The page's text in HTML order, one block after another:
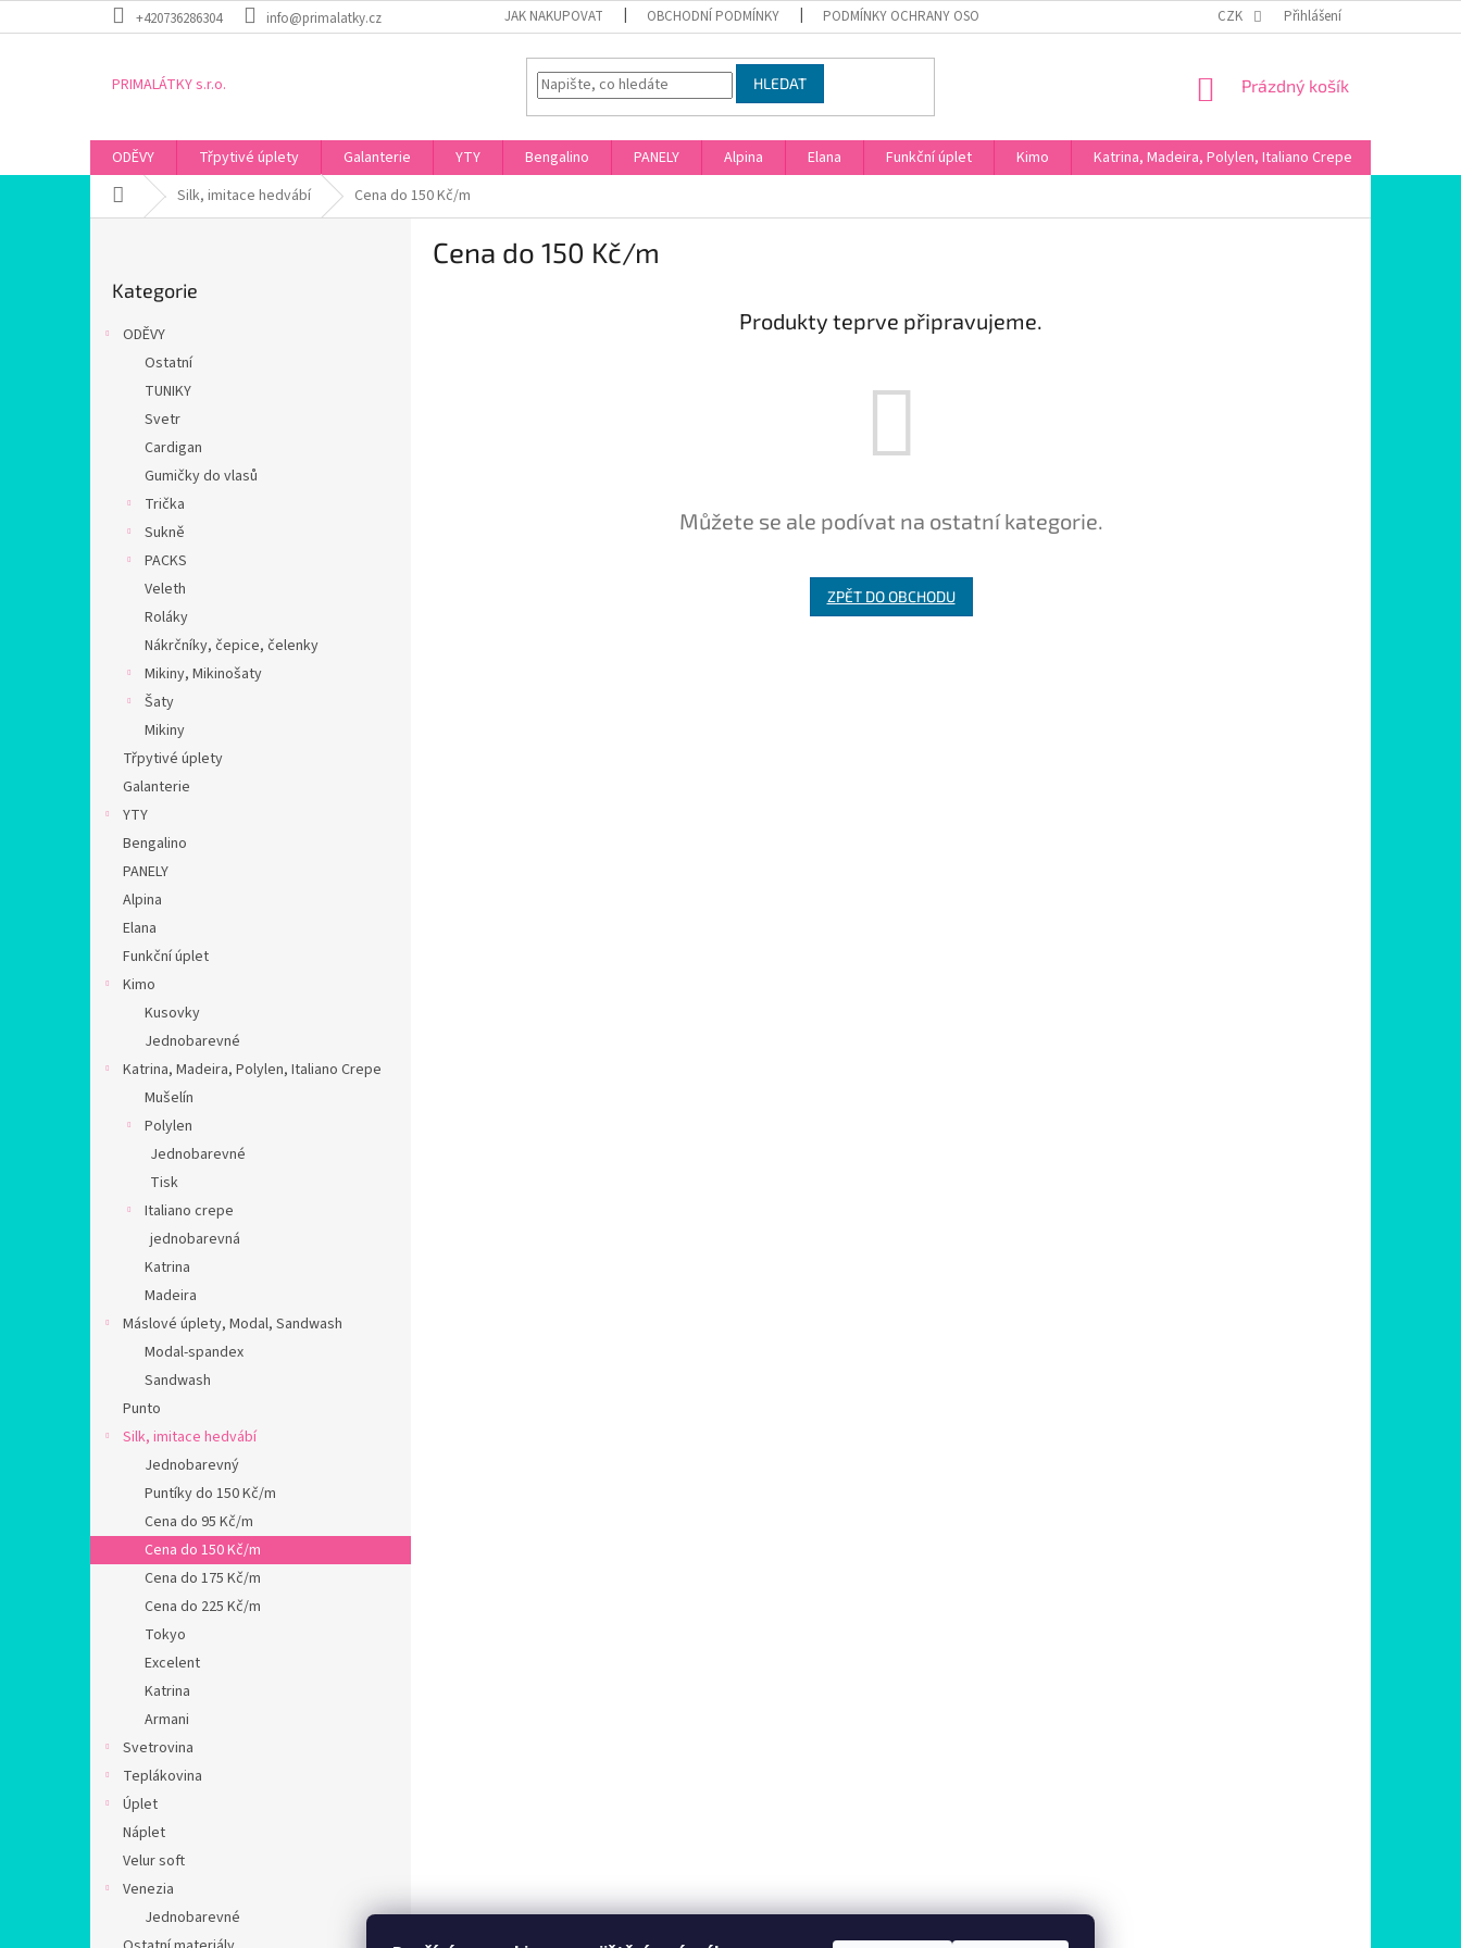
na
+420736286304 info@primalatky.cz JAK NAKUPOVAT OBCHODNÍ PODMÍNKY PODMÍNKY OCHRANY OSOBNÍCH ÚDAJŮ CZK Přihlášení
PRIMALÁTKY s.r.o. HLEDAT
NÁKUPNÍ
Prázdný košík
ODĚVY Třpytivé úplety Galanterie YTY Bengalino PANELY Alpina Elana Funkční úplet Kimo Katrina, Madeira, Polylen, Italiano Crepe
Domů Silk, imitace hedvábí Cena do 150 Kč/m
kategorie
Kategorie
ODĚVY
Ostatní
TUNIKY
Svetr
Cardigan
Gumičky do vlasů
Trička
Sukně
PACKS
Veleth
Roláky
Nákrčníky, čepice, čelenky
Mikiny, Mikinošaty
Šaty
Mikiny
Třpytivé úplety
Galanterie
YTY
Bengalino
PANELY
Alpina
Elana
Funkční úplet
Kimo
Kusovky
Jednobarevné
Katrina, Madeira, Polylen, Italiano Crepe
Mušelín
Polylen
Jednobarevné
Tisk
Italiano crepe
jednobarevná
Katrina
Madeira
Máslové úplety, Modal, Sandwash
Modal-spandex
Sandwash
Punto
Silk, imitace hedvábí
Jednobarevný
Puntíky do 150 Kč/m
Cena do 95 Kč/m
Cena do 150 Kč/m
Cena do 175 Kč/m
Cena do 225 Kč/m
Tokyo
Excelent
Katrina
Armani
Svetrovina
Teplákovina
Úplet
Náplet
Velur soft
Venezia
Jednobarevné
Cena do 150 Kč/m
Produkty teprve připravujeme.
Můžete se ale podívat na ostatní kategorie.
ZPĚT DO OBCHODU